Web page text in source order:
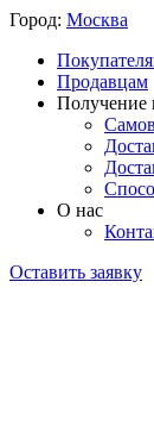
Город: Москва
Продавцам
Получение
О нас
Оставить заявку